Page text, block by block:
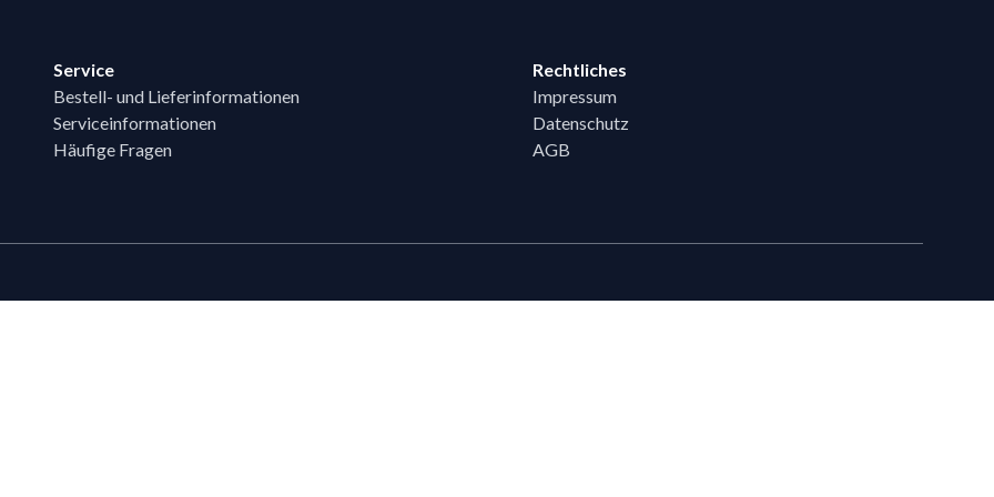
Service
Bestell- und Lieferinformationen
Serviceinformationen
Häufige Fragen
Rechtliches
Impressum
Datenschutz
AGB